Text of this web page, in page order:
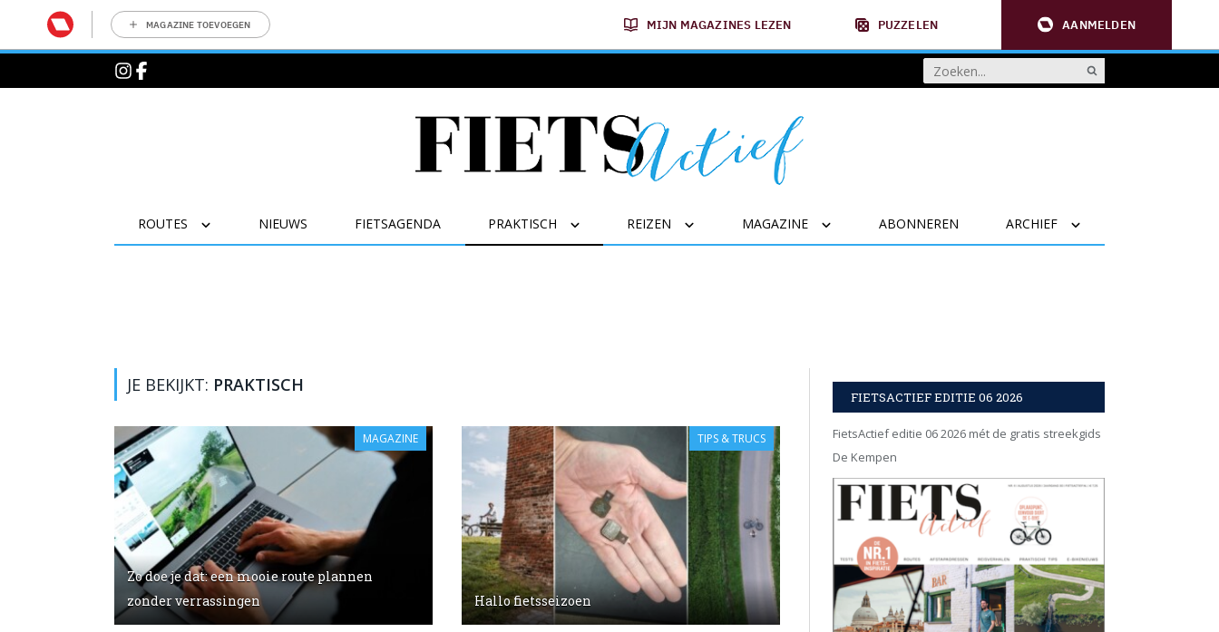
MAGAZINE TOEVOEGEN MIJN MAGAZINES LEZEN PUZZELEN AANMELDEN
ROUTES NIEUWS FIETSAGENDA PRAKTISCH REIZEN MAGAZINE ABONNEREN ARCHIEF
JE BEKIJKT: PRAKTISCH
Zo doe je dat: een mooie route plannen
zonder verrassingen
MAGAZINE
Hallo fietsseizoen
TIPS & TRUCS
FIETSACTIEF EDITIE 06 2026
FietsActief editie 06 2026 mét de gratis streekgids
De Kempen